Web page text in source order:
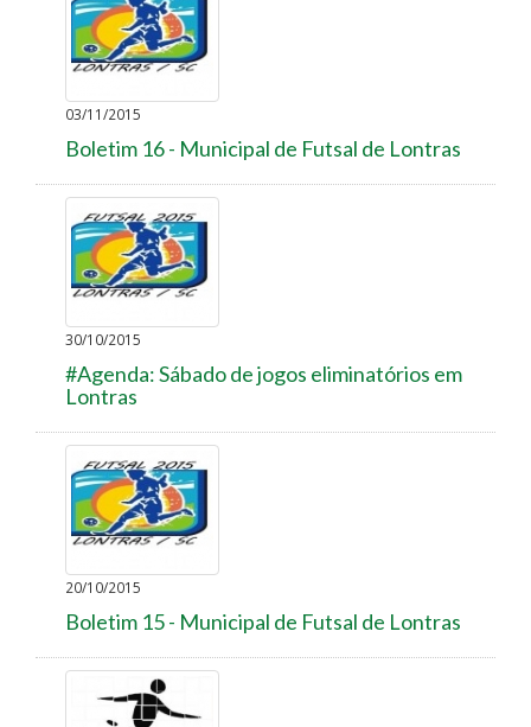
03/11/2015
Boletim 16 - Municipal de Futsal de Lontras
30/10/2015
#Agenda: Sábado de jogos eliminatórios em
Lontras
20/10/2015
Boletim 15 - Municipal de Futsal de Lontras